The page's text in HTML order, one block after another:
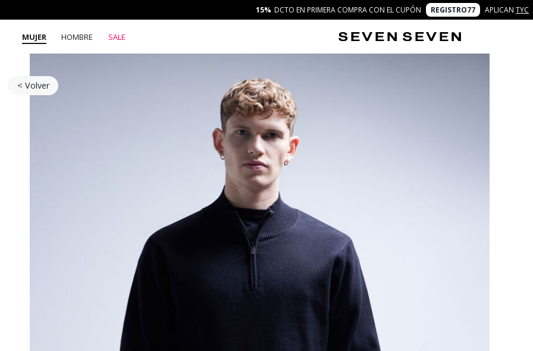
15% DCTO EN PRIMERA COMPRA CON EL CUPÓN REGISTRO77 APLICAN TYC
MUJER HOMBRE SALE
< Volver